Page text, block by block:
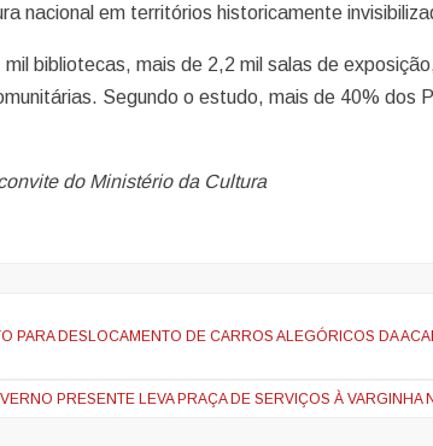
nacional em territórios historicamente
bibliotecas, mais de 2,2 mil salas de
Segundo o estudo, mais de 40% dos
do Ministério da Cultura
PARA DESLOCAMENTO DE CARROS ALEGÓRICOS DA
PRESENTE LEVA PRAÇA DE SERVIÇOS À